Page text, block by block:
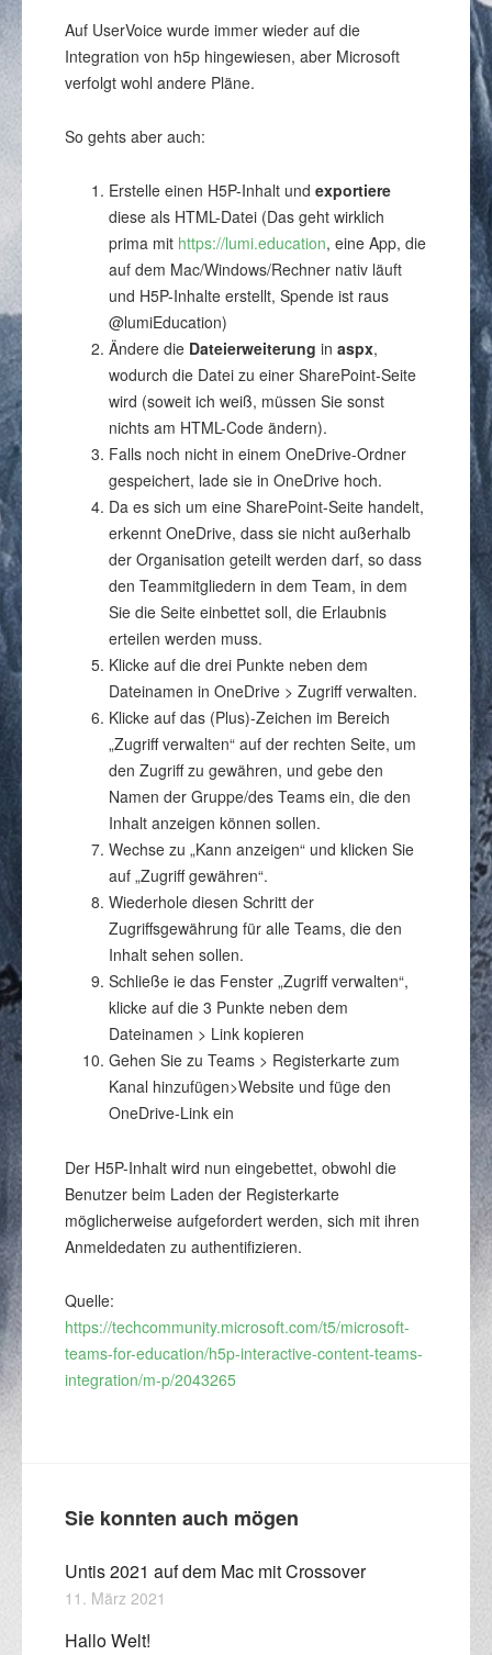
Auf UserVoice wurde immer wieder auf die
Integration von h5p hingewiesen, aber Microsoft
verfolgt wohl andere Pläne.
So gehts aber auch:
Erstelle einen H5P-Inhalt und exportiere
diese als HTML-Datei (Das geht wirklich
prima mit https://lumi.education, eine App, die
auf dem Mac/Windows/Rechner nativ läuft
und H5P-Inhalte erstellt, Spende ist raus
@lumiEducation)
Ändere die Dateierweiterung in aspx,
wodurch die Datei zu einer SharePoint-Seite
wird (soweit ich weiß, müssen Sie sonst
nichts am HTML-Code ändern).
Falls noch nicht in einem OneDrive-Ordner
gespeichert, lade sie in OneDrive hoch.
Da es sich um eine SharePoint-Seite handelt,
erkennt OneDrive, dass sie nicht außerhalb
der Organisation geteilt werden darf, so dass
den Teammitgliedern in dem Team, in dem
Sie die Seite einbettet soll, die Erlaubnis
erteilen werden muss.
Klicke auf die drei Punkte neben dem
Dateinamen in OneDrive > Zugriff verwalten.
Klicke auf das (Plus)-Zeichen im Bereich
„Zugriff verwalten“ auf der rechten Seite, um
den Zugriff zu gewähren, und gebe den
Namen der Gruppe/des Teams ein, die den
Inhalt anzeigen können sollen.
Wechse zu „Kann anzeigen“ und klicken Sie
auf „Zugriff gewähren“.
Wiederhole diesen Schritt der
Zugriffsgewährung für alle Teams, die den
Inhalt sehen sollen.
Schließe ie das Fenster „Zugriff verwalten“,
klicke auf die 3 Punkte neben dem
Dateinamen > Link kopieren
Gehen Sie zu Teams > Registerkarte zum
Kanal hinzufügen>Website und füge den
OneDrive-Link ein
Der H5P-Inhalt wird nun eingebettet, obwohl die
Benutzer beim Laden der Registerkarte
möglicherweise aufgefordert werden, sich mit ihren
Anmeldedaten zu authentifizieren.
Quelle:
https://techcommunity.microsoft.com/t5/microsoft-
teams-for-education/h5p-interactive-content-teams-
integration/m-p/2043265
Sie konnten auch mögen
Untis 2021 auf dem Mac mit Crossover
11. März 2021
Hallo Welt!